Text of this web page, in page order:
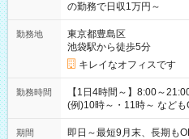
の勤務で日収1万円～
勤務地
東京都豊島区
池袋駅から徒歩5分
キレイなオフィスです
勤務時間
【1日4時間～】8:00～
(例)10時～・11時～ なども
期間
即日～最短9月末、長期も